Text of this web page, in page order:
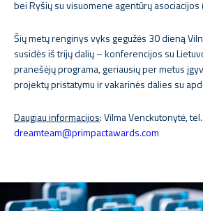
bei Ryšių su visuomene agentūrų asociacijos
Šių metų renginys vyks gegužės 30 dieną
susidės iš trijų dalių – konferencijos su
pranešėjų programa, geriausių per metus
projektų pristatymu ir vakarinės dalies su
Daugiau informacijos: Vilma Venckutonytė,
dreamteam@primpactawards.com